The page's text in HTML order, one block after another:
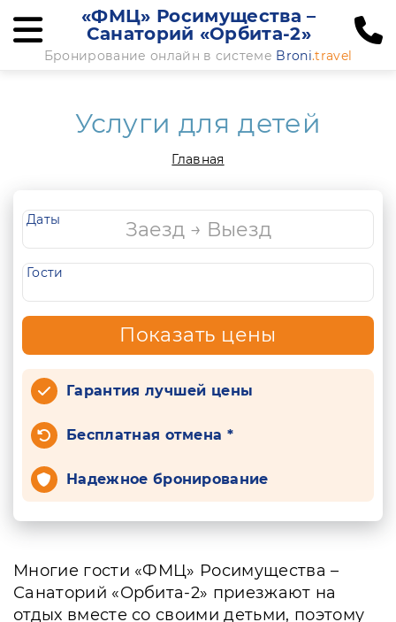
«ФМЦ» Росимущества –
Санаторий «Орбита-2»
Бронирование онлайн в системе Broni.travel
Услуги для детей
Главная
Даты
Гости
Показать цены
Гарантия лучшей цены
Бесплатная отмена *
Надежное бронирование
Многие гости «ФМЦ» Росимущества –
Санаторий «Орбита-2» приезжают на
отдых вместе со своими детьми, поэтому